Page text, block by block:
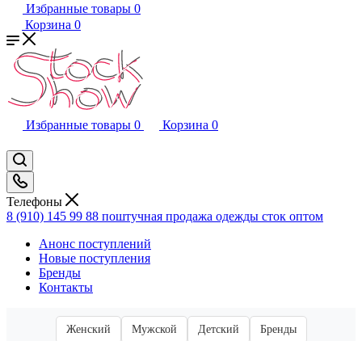
Избранные товары 0
Корзина 0
Избранные товары 0 Корзина 0
Телефоны
8 (910) 145 99 88 поштучная продажа одежды сток оптом
Анонс поступлений
Новые поступления
Бренды
Контакты
Женский Мужской Детский Бренды